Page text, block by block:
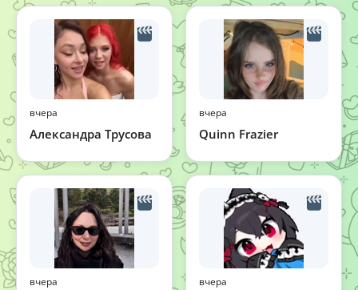
вчера
Александра Трусова
вчера
Quinn Frazier
вчера вчера